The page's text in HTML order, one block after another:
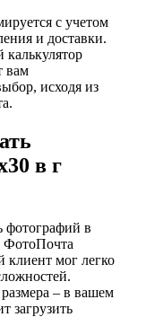
с учетом
и доставки.
вам
исходя из
в г
фотографий в
ФотоПочта
мог легко
– в вашем
загрузить